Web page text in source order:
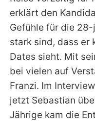
erklärt den
Gefühle für die
stark sind, dass er
Dates sieht. Mit
bei vielen auf
Franzi. Im
jetzt Sebastian
Jährige kam die